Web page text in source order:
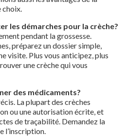
les démarches pour la crèche?
pendant la grossesse.
préparez un dossier simple,
visite. Plus vous anticipez, plus
une crèche qui vous
des médicaments?
La plupart des crèches
ou une autorisation écrite, et
de traçabilité. Demandez la
l’inscription.